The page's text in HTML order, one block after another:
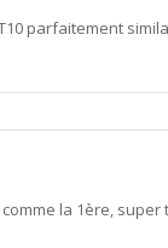
parfaitement
la 1ère,